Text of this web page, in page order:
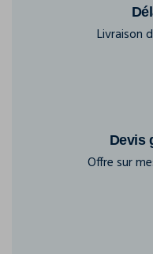
Livraison
Devis
Offre sur